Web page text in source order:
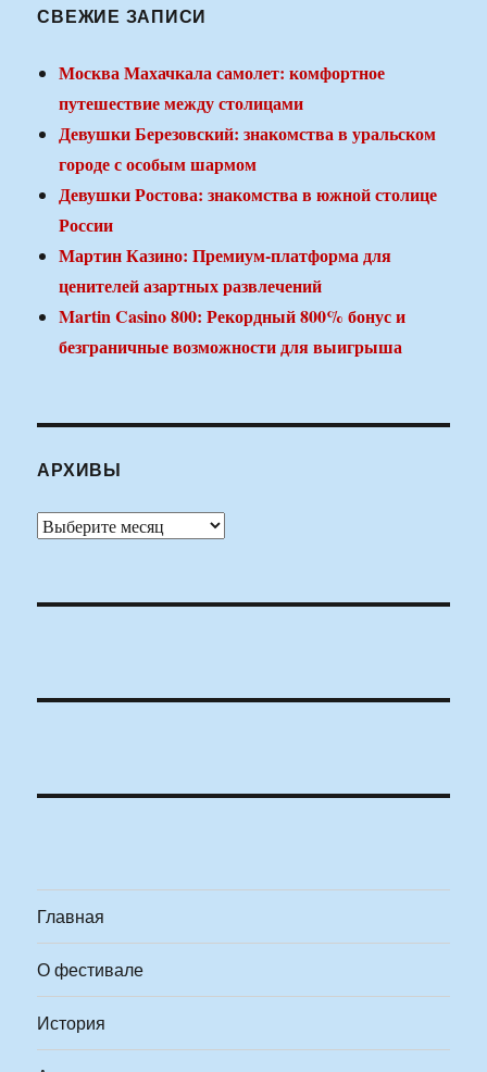
СВЕЖИЕ ЗАПИСИ
Москва Махачкала самолет: комфортное
путешествие между столицами
Девушки Березовский: знакомства в уральском
городе с особым шармом
Девушки Ростова: знакомства в южной столице
России
Мартин Казино: Премиум-платформа для
ценителей азартных развлечений
Martin Casino 800: Рекордный 800% бонус и
безграничные возможности для выигрыша
АРХИВЫ
Архивы
Главная
О фестивале
История